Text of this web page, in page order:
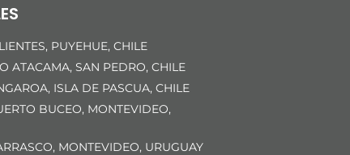
PUYEHUE, CHILE
ATACAMA, SAN PEDRO, CHILE
ISLA DE PASCUA, CHILE
BUCEO, MONTEVIDEO,
MONTEVIDEO, URUGUAY